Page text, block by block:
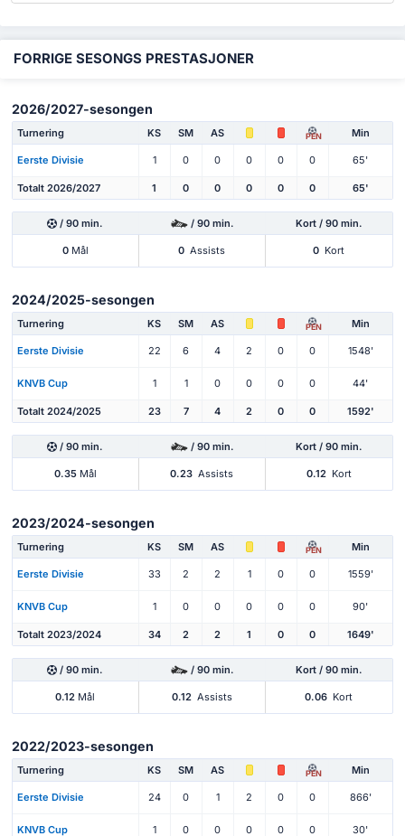
FORRIGE SESONGS PRESTASJONER
2026/2027-sesongen
Turnering KS SM AS PEN Min
Eerste Divisie 1 0 0 0 0 0 65'
Totalt 2026/2027 1 0 0 0 0 0 65'
/ 90 min. / 90 min. Kort / 90 min.
0Mål 0 Assists 0 Kort
2024/2025-sesongen
Turnering KS SM AS PEN Min
Eerste Divisie 22 6 4 2 0 0 1548'
KNVB Cup 1 1 0 0 0 0 44'
Totalt 2024/2025 23 7 4 2 0 0 1592'
/ 90 min. / 90 min. Kort / 90 min.
0.35Mål 0.23 Assists 0.12 Kort
2023/2024-sesongen
Turnering KS SM AS PEN Min
Eerste Divisie 33 2 2 1 0 0 1559'
KNVB Cup 1 0 0 0 0 0 90'
Totalt 2023/2024 34 2 2 1 0 0 1649'
/ 90 min. / 90 min. Kort / 90 min.
0.12 Mål 0.12 Assists 0.06 Kort
2022/2023-sesongen
Turnering KS SM AS PEN Min
Eerste Divisie 24 0 1 2 0 0 866'
KNVB Cup 1 0 0 0 0 0 30'